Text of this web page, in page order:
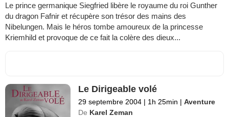
Le prince germanique Siegfried libère le royaume du roi Gunther
du dragon Fafnir et récupère son trésor des mains des
Nibelungen. Mais le héros tombe amoureux de la princesse
Kriemhild et provoque de ce fait la colère des dieux...
Le Dirigeable volé
29 septembre 2004 | 1h 25min | Aventure
De Karel Zeman